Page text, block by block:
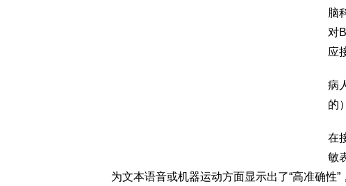
脑
对
应
病
的
在
敏
为文本语音或机器运动方面显示出了“高准确性